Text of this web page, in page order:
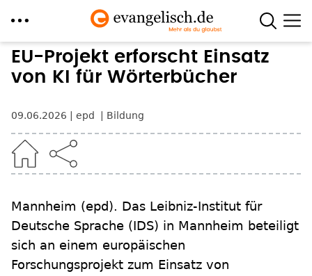
Direkt
zum
EU-Projekt erforscht Einsatz
von KI für Wörterbücher
09.06.2026 epd Bildung
Mannheim (epd). Das Leibniz-Institut für
Deutsche Sprache (IDS) in Mannheim beteiligt
sich an einem europäischen
Forschungsprojekt zum Einsatz von